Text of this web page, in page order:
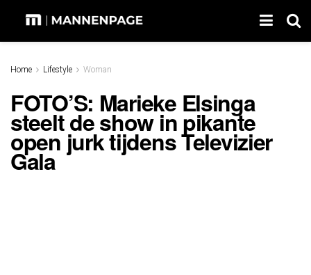
Home Lifestyle Woman
FOTO’S: Marieke Elsinga
steelt de show in pikante
open jurk tijdens Televizier
Gala